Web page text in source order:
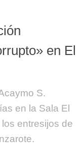
en El
S.
en la Sala El
entresijos de